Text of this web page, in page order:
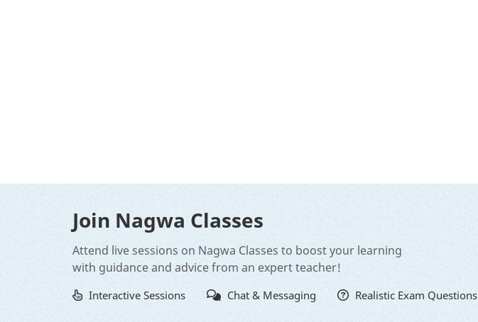
Join Nagwa Classes
Attend live sessions on Nagwa Classes to boost your learning
with guidance and advice from an expert teacher!
Interactive Sessions Chat & Messaging Realistic Exam Questions